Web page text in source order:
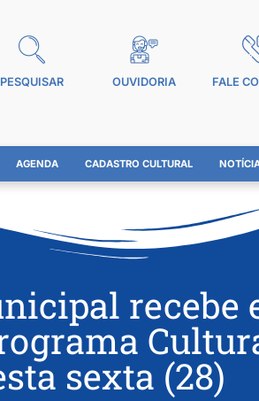
PESQUISAR OUVIDORIA FALE
AGENDA CADASTRO CULTURAL
recebe
sexta (28)